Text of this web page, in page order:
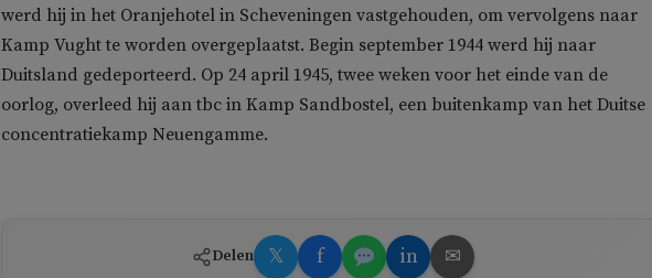
werd hij in het Oranjehotel in Scheveningen vastgehouden, om vervolgens naar
Kamp Vught te worden overgeplaatst. Begin september 1944 werd hij naar
Duitsland gedeporteerd. Op 24 april 1945, twee weken voor het einde van de
oorlog, overleed hij aan tbc in Kamp Sandbostel, een buitenkamp van het Duitse
concentratiekamp Neuengamme.
Delen 𝕏 f in ✉